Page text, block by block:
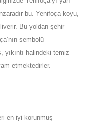
bu. Yenifoça koyu,
Bu yoldan şehir
sembolü
yıkıntı halindeki temiz
etmektedirler.
en iyi korunmuş